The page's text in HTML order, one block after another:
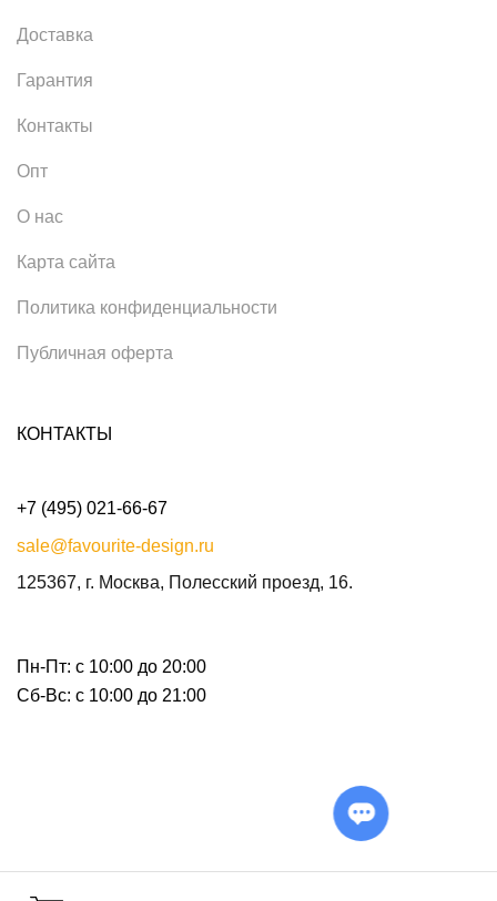
Доставка
Гарантия
Контакты
Опт
О нас
Карта сайта
Политика конфиденциальности
Публичная оферта
КОНТАКТЫ
+7 (495) 021-66-67
sale@favourite-design.ru
125367, г. Москва, Полесский проезд, 16.
Пн-Пт: с 10:00 до 20:00
Сб-Вс: с 10:00 до 21:00